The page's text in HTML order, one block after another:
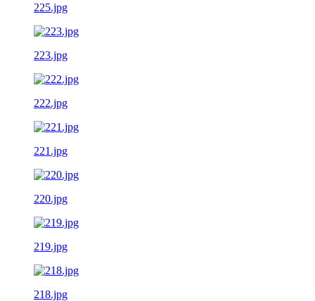
225.jpg
223.jpg
222.jpg
221.jpg
220.jpg
219.jpg
218.jpg